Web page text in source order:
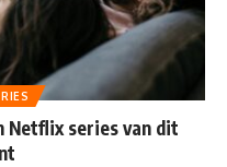
Netflix series van dit